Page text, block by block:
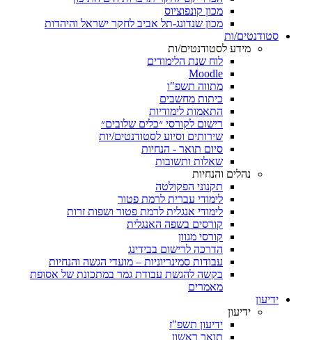
מכון קונפוציוס
מכון שנדונג-תל אביב לחקר ישראל והיהדות
סטודנטים/ות
מידע לסטודנטים/ות
לוח שנת הלימודים
Moodle
מתווה תשפ"ו
כיתות מחשבים
התאמות לימודיות
רישום לקורסי ״כלים שלובים״
שירותים וסיוע לסטודנטים/יות
סיום תואר - הנחיות
שאלות ותשובות
נהלים והנחיות
תקנוני הפקולטה
לימודי עברית לרמת פטור
לימודי אנגלית לרמת פטור ושפות זרות
קורסים בשפה האנגלית
קורסי מגוון
הדרכה לרישום בבידינג
עבודות סמינריוניות – מועדי הגשה והנחיות
בקשה להגשת עבודת גמר במתכונת של אסופת
מאמרים
ידיעון
ידיעון
ידיעון תשפ"ז
תואר ראשון